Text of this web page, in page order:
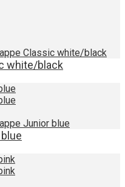
Classic white/black
white/black
Junior blue